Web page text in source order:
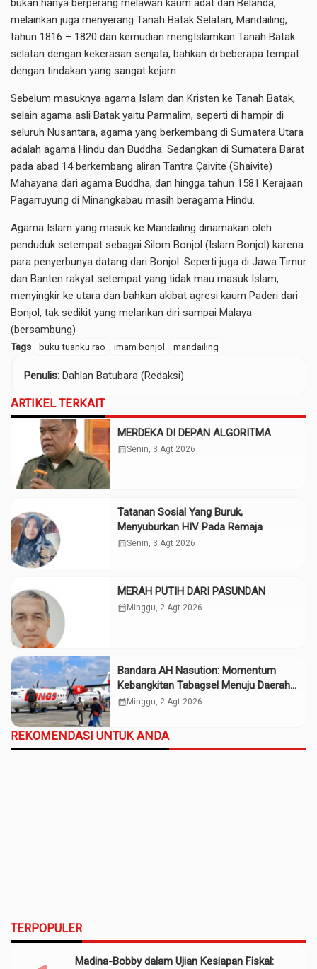
bukan hanya berperang melawan kaum adat dan Belanda,
melainkan juga menyerang Tanah Batak Selatan, Mandailing,
tahun 1816 – 1820 dan kemudian mengIslamkan Tanah Batak
selatan dengan kekerasan senjata, bahkan di beberapa tempat
dengan tindakan yang sangat kejam.
Sebelum masuknya agama Islam dan Kristen ke Tanah Batak,
selain agama asli Batak yaitu Parmalim, seperti di hampir di
seluruh Nusantara, agama yang berkembang di Sumatera Utara
adalah agama Hindu dan Buddha. Sedangkan di Sumatera Barat
pada abad 14 berkembang aliran Tantra Çaivite (Shaivite)
Mahayana dari agama Buddha, dan hingga tahun 1581 Kerajaan
Pagarruyung di Minangkabau masih beragama Hindu.
Agama Islam yang masuk ke Mandailing dinamakan oleh
penduduk setempat sebagai Silom Bonjol (Islam Bonjol) karena
para penyerbunya datang dari Bonjol. Seperti juga di Jawa Timur
dan Banten rakyat setempat yang tidak mau masuk Islam,
menyingkir ke utara dan bahkan akibat agresi kaum Paderi dari
Bonjol, tak sedikit yang melarikan diri sampai Malaya.
(bersambung)
Tags buku tuanku rao imam bonjol mandailing
Penulis: Dahlan Batubara (Redaksi)
ARTIKEL TERKAIT
MERDEKA DI DEPAN ALGORITMA
calendar_monthSenin, 3 Agt 2026
Tatanan Sosial Yang Buruk,
Menyuburkan HIV Pada Remaja
calendar_monthSenin, 3 Agt 2026
MERAH PUTIH DARI PASUNDAN
calendar_month Minggu, 2 Agt 2026
Bandara AH Nasution: Momentum
Kebangkitan Tabagsel Menuju Daerah
Maju
calendar_month Minggu, 2 Agt 2026
REKOMENDASI UNTUK ANDA
TERPOPULER
Madina-Bobby dalam Ujian Kesiapan Fiskal: